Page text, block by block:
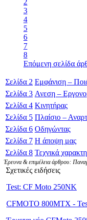
2
3
4
5
6
7
8
Επόμενη σελίδα
Σελίδα 2 Εμφάνιση –
Σελίδα 3 Ανεση –
Σελίδα 4 Κινητήρας
Σελίδα 5 Πλαίσιο –
Σελίδα 6 Οδηγώντας
Σελίδα 7 Η άποψη μας
Σελίδα 8 Τεχνικά
Έρευνα & επιμέλεια άρθρου:
Σχετικές ειδήσεις
Test: CF Moto 250NK
CFMOTO 800MTX -